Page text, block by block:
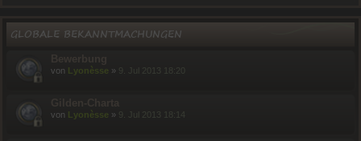
GLOBALE BEKANNTMACHUNGEN
von Lyonèsse » 9. Jul 2013 18:20
von Lyonèsse » 9. Jul 2013 18:14